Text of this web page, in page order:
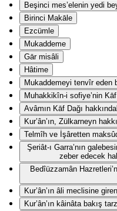
Beşinci mes’elenin yedi
Birinci Makāle
Ezcümle
Mukaddeme
Gār misâli
Hâtime
Mukaddemeyi tenvîr eden
Muhakkikîn-i sofiye’nin
Avâmın Kāf Dağı
Kur’ân’ın, Zülkarneyn
Telmîh ve İşâretten
Şeriât-ı Garra’nın
zeber edecek
Bedîüzzamân
Kur’ân’ın âli meclisine
Kur’ân’ın kâinâta bakış